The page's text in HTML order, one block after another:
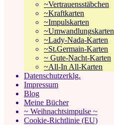
~Vertrauensstäbchen
~Kraftkarten
~Impulskarten
~Umwandlungskarten
~Lady-Nada-Karten
~St.Germain-Karten
~ Gute-Nacht-Karten
~All-In All-Karten
Datenschutzerklg.
Impressum
Blog
Meine Bücher
~ Weihnachtsimpulse ~
Cookie-Richtlinie (EU)